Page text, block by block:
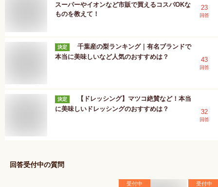
スーパーやイオンなど市販で買えるコスパOKな
ものを教えて！
23
回答
決定
千葉産の梨ランキング｜有名ブランドで
本当に美味しいなど人気のおすすめは？
43
回答
決定
【ドレッシング】マツコ絶賛など！本当
に美味しいドレッシングのおすすめは？
32
回答
回答受付中の質問
受付中 受付中